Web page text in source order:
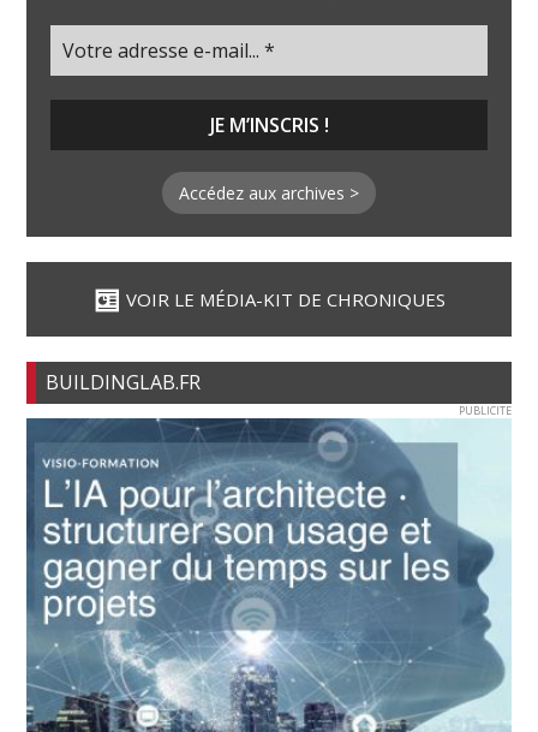
Accédez aux archives >
VOIR LE MÉDIA-KIT DE CHRONIQUES
BUILDINGLAB.FR
PUBLICITE